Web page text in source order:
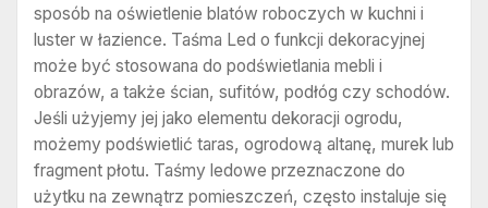
sposób na oświetlenie blatów roboczych w kuchni i
luster w łazience. Taśma Led o funkcji dekoracyjnej
może być stosowana do podświetlania mebli i
obrazów, a także ścian, sufitów, podłóg czy schodów.
Jeśli użyjemy jej jako elementu dekoracji ogrodu,
możemy podświetlić taras, ogrodową altanę, murek lub
fragment płotu. Taśmy ledowe przeznaczone do
użytku na zewnątrz pomieszczeń, często instaluje się